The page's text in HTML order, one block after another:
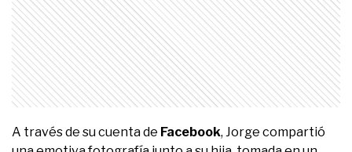
A través de su cuenta de Facebook, Jorge compartió